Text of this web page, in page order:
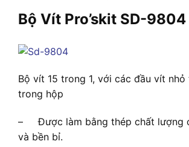
Bộ Vít Pro’skit SD-9804
Bộ vít 15 trong 1, với các đầu vít
trong hộp
– Được làm bằng thép chất lượng
và bền bỉ.